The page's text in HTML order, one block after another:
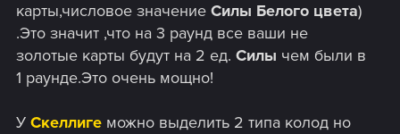
карты,числовое значение Силы Белого цвета)
.Это значит ,что на 3 раунд все ваши не
золотые карты будут на 2 ед. Силы чем были в
1 раунде.Это очень мощно!
У Скеллиге можно выделить 2 типа колод но